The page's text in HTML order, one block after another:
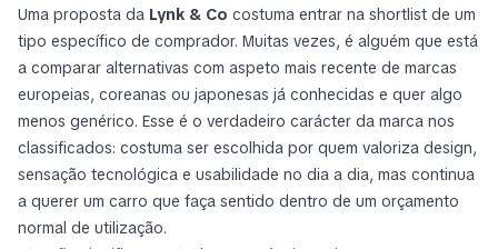
Uma proposta da Lynk & Co costuma entrar na shortlist de um
tipo específico de comprador. Muitas vezes, é alguém que está
a comparar alternativas com aspeto mais recente de marcas
europeias, coreanas ou japonesas já conhecidas e quer algo
menos genérico. Esse é o verdadeiro carácter da marca nos
classificados: costuma ser escolhida por quem valoriza design,
sensação tecnológica e usabilidade no dia a dia, mas continua
a querer um carro que faça sentido dentro de um orçamento
normal de utilização.